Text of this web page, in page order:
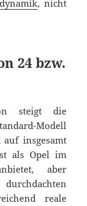
, nicht
24 bzw.
steigt die
Modell
insgesamt
als Opel im
aber
reale